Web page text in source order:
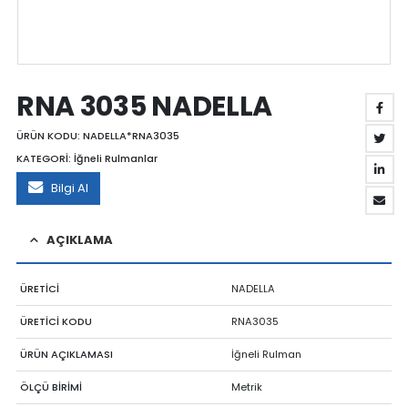
RNA 3035 NADELLA
ÜRÜN KODU: NADELLA*RNA3035
KATEGORİ: İğneli Rulmanlar
Bilgi Al
AÇIKLAMA
ÜRETİCİ NADELLA
ÜRETİCİ KODU RNA3035
ÜRÜN AÇIKLAMASI İğneli Rulman
ÖLÇÜ BİRİMİ Metrik